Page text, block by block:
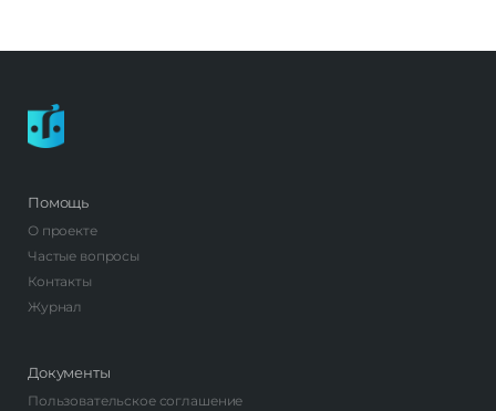
Помощь
О проекте
Частые вопросы
Контакты
Журнал
Документы
Пользовательское соглашение